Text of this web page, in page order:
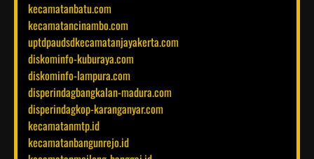
kecamatanbatu.com
kecamatancinambo.com
uptdpaudsdkecamatanjayakerta.com
diskominfo-kuburaya.com
diskominfo-lampura.com
disperindagbangkalan-madura.com
disperindagkop-karanganyar.com
kecamatanmtp.id
kecamatanbangunrejo.id